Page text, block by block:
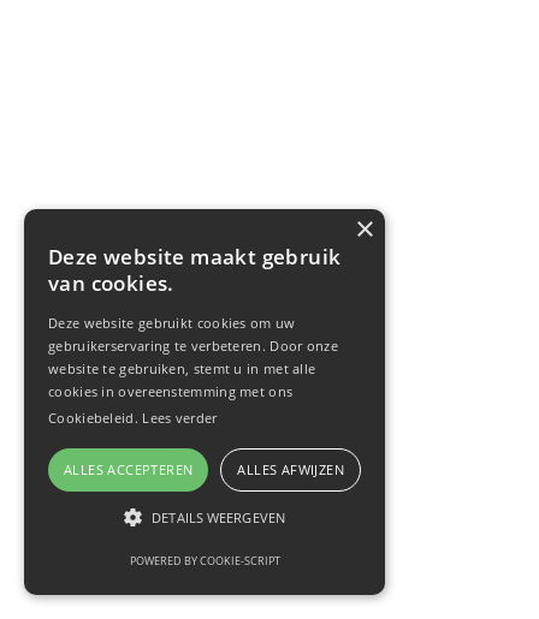
×
Deze website maakt gebruik
van cookies.
Deze website gebruikt cookies om uw
gebruikerservaring te verbeteren. Door onze
website te gebruiken, stemt u in met alle
cookies in overeenstemming met ons
Cookiebeleid. Lees verder
ALLES ACCEPTEREN ALLES AFWIJZEN
DETAILS WEERGEVEN
POWERED BY COOKIE-SCRIPT